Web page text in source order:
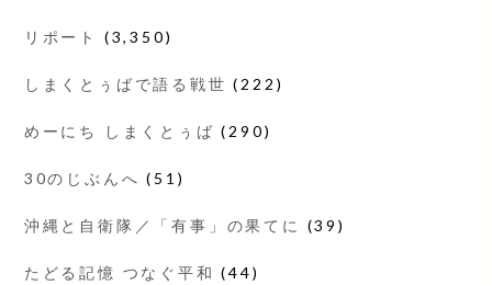
リポート (3,350)
しまくとぅばで語る戦世 (222)
めーにち しまくとぅば (290)
30のじぶんへ (51)
沖縄と自衛隊／「有事」の果てに (39)
たどる記憶 つなぐ平和 (44)